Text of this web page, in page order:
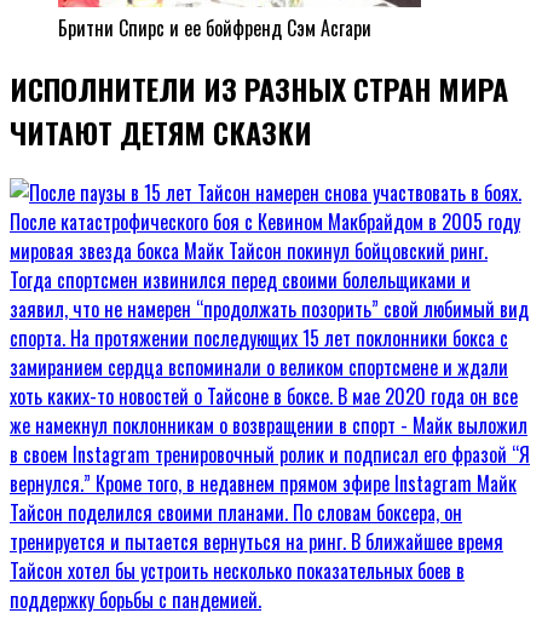
Бритни Спирс и ее бойфренд Сэм Асгари
ИСПОЛНИТЕЛИ ИЗ РАЗНЫХ СТРАН МИРА
ЧИТАЮТ ДЕТЯМ СКАЗКИ